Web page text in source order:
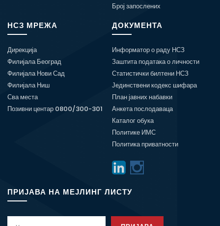
Број запослених
НСЗ МРЕЖА
Дирекција
Филијала Београд
Филијала Нови Сад
Филијала Ниш
Сва места
Позивни центар 0800/300-301
ДОКУМЕНТА
Информатор о раду НСЗ
Заштита података о личности
Статистички билтени НСЗ
Јединствени кодекс шифара
План јавних набавки
Анкета послодаваца
Каталог обука
Политике ИМС
Политика приватности
ПРИЈАВА НА МЕЈЛИНГ ЛИСТУ